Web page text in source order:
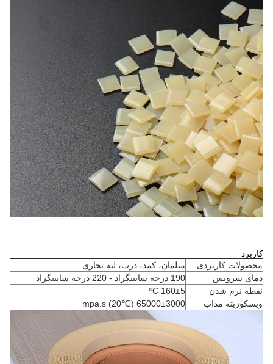
کاربرد
محصولات کاربردی
مبلمان، کمد، درب، لبه نجاری
دمای سرویس
190 درجه سانتیگراد - 220 درجه سانتیگراد
نقطه نرم شدن
160±5 ºC
ویسکوزیته مذاب
65000±3000 mpa.s (20℃)